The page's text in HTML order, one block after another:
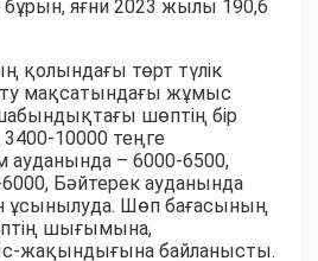
яғни 2023 жылы 190,6
қолындағы төрт түлік
мақсатындағы жұмыс
шөптің бір
10000 теңге
– 6000-6500,
Бәйтерек ауданында
ұсынылуда. Шөп бағасының
шығымына,
жақындығына байланысты.